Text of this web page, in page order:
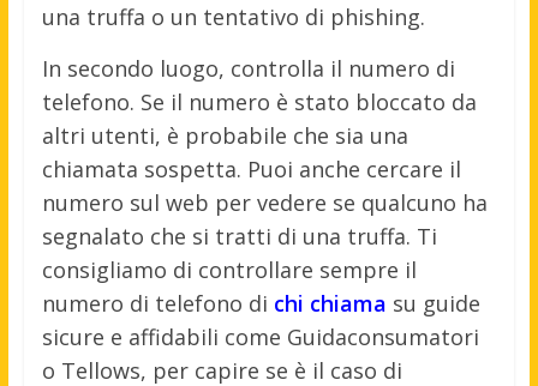
una truffa o un tentativo di phishing.
In secondo luogo, controlla il numero di
telefono. Se il numero è stato bloccato da
altri utenti, è probabile che sia una
chiamata sospetta. Puoi anche cercare il
numero sul web per vedere se qualcuno ha
segnalato che si tratti di una truffa. Ti
consigliamo di controllare sempre il
numero di telefono di chi chiama su guide
sicure e affidabili come Guidaconsumatori
o Tellows, per capire se è il caso di